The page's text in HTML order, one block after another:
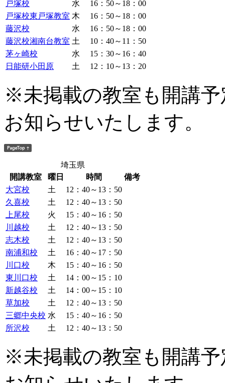
戸塚校 水
16：50～18：00
戸塚校東戸塚教室 木
16：50～18：00
藤沢校
水
16：50～18：00
藤沢校湘南台教室 土
10：40～11：50
茅ヶ崎校
水
15：30～16：40
日能研小田原
土 12：10～13：20
※未掲載の教室も開講
お知らせいたします。
埼玉県
開講教室
曜日 時間
備考
大宮校
土
12：40～13：50
久喜校
土
12：40～13：50
上尾校
火
15：40～16：50
川越校
土
12：40～13：50
志木校
土
12：40～13：50
南浦和校
土
16：40～17：50
川口校
木
15：40～16：50
東川口校
土
14：00～15：10
新越谷校
土
14：00～15：10
草加校
土
12：40～13：50
三郷中央校 水
15：40～16：50
所沢校
土 12：40～13：50
※未掲載の教室も開講